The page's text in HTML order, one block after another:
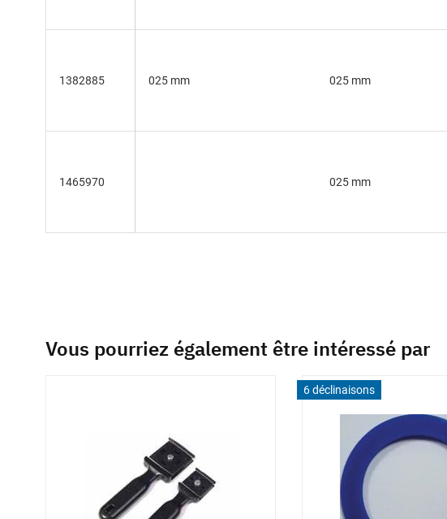
1382885 025 mm 025 mm
1465970 025 mm
Vous pourriez également être intéressé par
6 déclinaisons